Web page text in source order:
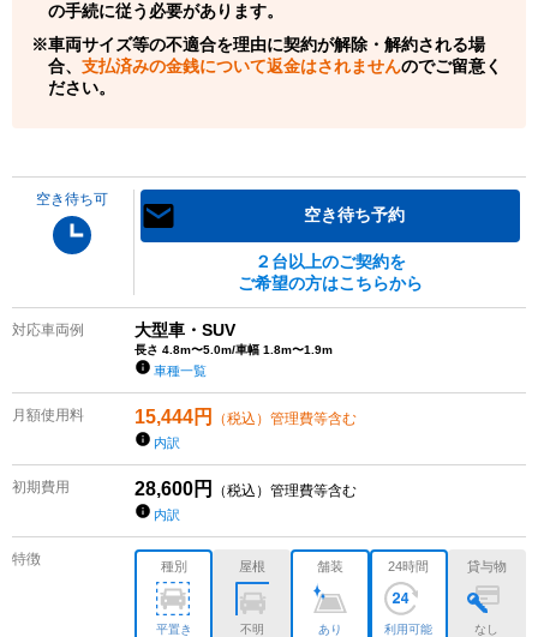
の手続に従う必要があります。
車両サイズ等の不適合を理由に契約が解除・解約される場
合、 支払済みの金銭について返金はされませんのでご留意く
ださい。
空き待ち可
空き待ち予約
２台以上のご契約を
ご希望の方はこちらから
対応車両例 大型車・SUV
長さ 4.8m〜5.0m/車幅 1.8m〜1.9m
車種一覧
月額使用料 15,444円 （税込）管理費等含む
内訳
初期費用 28,600円 （税込）管理費等含む
内訳
特徴 種別
平置き
屋根
不明
舗装
あり
24時間
利用可能
貸与物
なし